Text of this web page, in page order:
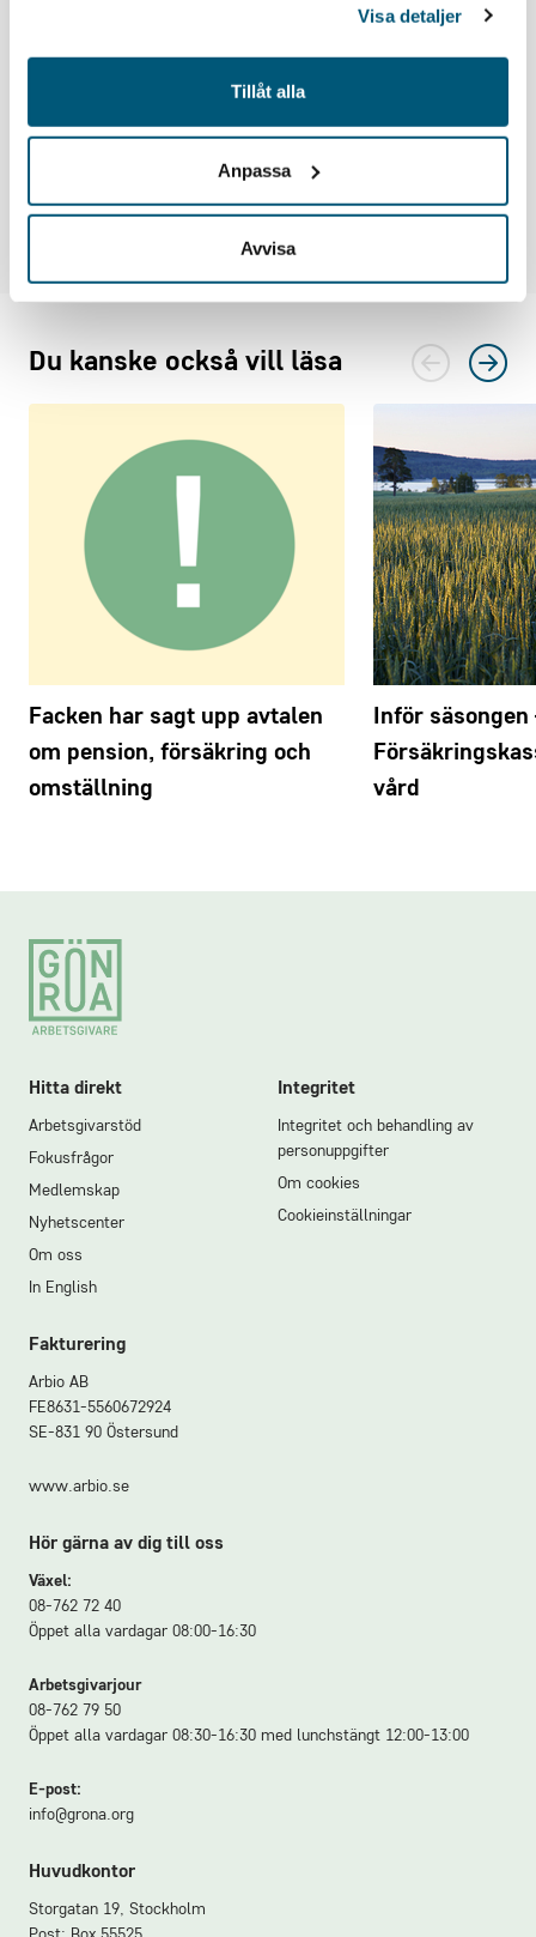
Visa detaljer
Tillåt alla
Anpassa
Avvisa
08-762 79 76
Dela
Du kanske också vill läsa
Facken har sagt upp avtalen
om pension, försäkring och
omställning
Inför
vård
Footer
Hitta direkt
Arbetsgivarstöd
Fokusfrågor
Medlemskap
Nyhetscenter
Om oss
In English
Integritet
Integritet och behandling av
personuppgifter
Om cookies
Cookieinställningar
Fakturering
Arbio AB
FE8631-5560672924
SE-831 90 Östersund
www.arbio.se
Hör gärna av dig till oss
Växel:
08-762 72 40
Öppet alla vardagar 08:00-16:30
Arbetsgivarjour
08-762 79 50
Öppet alla vardagar 08:30-16:30 med lunchstängt 12:00-13:00
E-post:
info@grona.org
Huvudkontor
Storgatan 19, Stockholm